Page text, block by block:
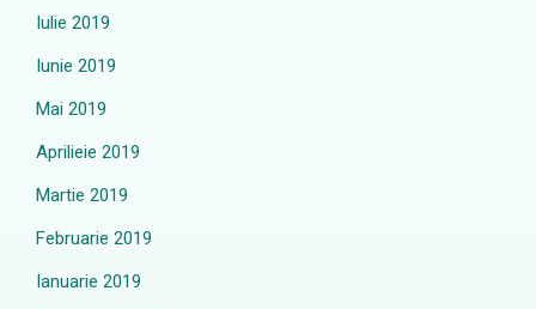
Iulie 2019
Iunie 2019
Mai 2019
Aprilieie 2019
Martie 2019
Februarie 2019
Ianuarie 2019